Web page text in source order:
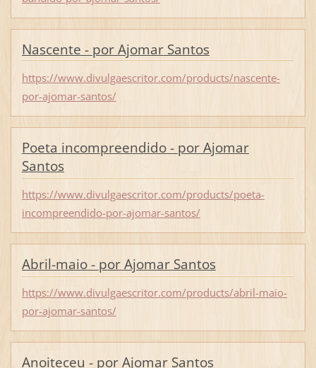
Nascente - por Ajomar Santos
https://www.divulgaescritor.com/products/nascente-
por-ajomar-santos/
Poeta incompreendido - por Ajomar
Santos
https://www.divulgaescritor.com/products/poeta-
incompreendido-por-ajomar-santos/
Abril-maio - por Ajomar Santos
https://www.divulgaescritor.com/products/abril-maio-
por-ajomar-santos/
Anoiteceu - por Ajomar Santos